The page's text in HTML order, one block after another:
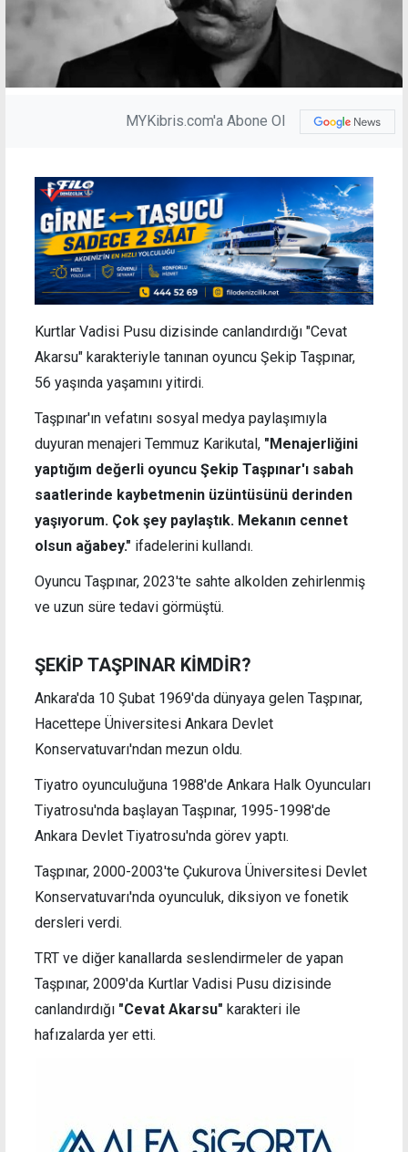
MYKibris.com'a Abone Ol
Kurtlar Vadisi Pusu dizisinde canlandırdığı "Cevat
Akarsu" karakteriyle tanınan oyuncu Şekip Taşpınar,
56 yaşında yaşamını yitirdi.
Taşpınar'ın vefatını sosyal medya paylaşımıyla
duyuran menajeri Temmuz Karikutal, "Menajerliğini
yaptığım değerli oyuncu Şekip Taşpınar'ı sabah
saatlerinde kaybetmenin üzüntüsünü derinden
yaşıyorum. Çok şey paylaştık. Mekanın cennet
olsun ağabey." ifadelerini kullandı.
Oyuncu Taşpınar, 2023'te sahte alkolden zehirlenmiş
ve uzun süre tedavi görmüştü.
ŞEKİP TAŞPINAR KİMDİR?
Ankara'da 10 Şubat 1969'da dünyaya gelen Taşpınar,
Hacettepe Üniversitesi Ankara Devlet
Konservatuvarı'ndan mezun oldu.
Tiyatro oyunculuğuna 1988'de Ankara Halk Oyuncuları
Tiyatrosu'nda başlayan Taşpınar, 1995-1998'de
Ankara Devlet Tiyatrosu'nda görev yaptı.
Taşpınar, 2000-2003'te Çukurova Üniversitesi Devlet
Konservatuvarı'nda oyunculuk, diksiyon ve fonetik
dersleri verdi.
TRT ve diğer kanallarda seslendirmeler de yapan
Taşpınar, 2009'da Kurtlar Vadisi Pusu dizisinde
canlandırdığı "Cevat Akarsu" karakteri ile
hafızalarda yer etti.